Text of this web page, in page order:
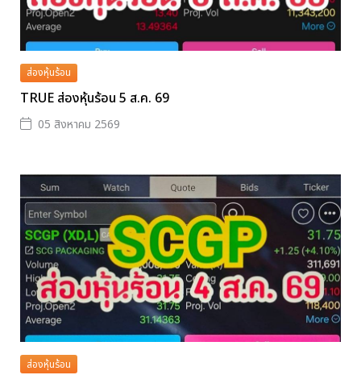
ส่องหุ้นร้อน
TRUE ส่องหุ้นร้อน 5 ส.ค. 69
05 สิงหาคม 2569
ส่องหุ้นร้อน